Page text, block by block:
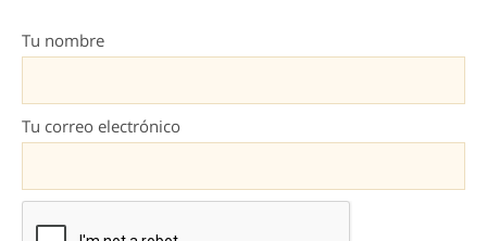
Tu nombre
Tu correo electrónico